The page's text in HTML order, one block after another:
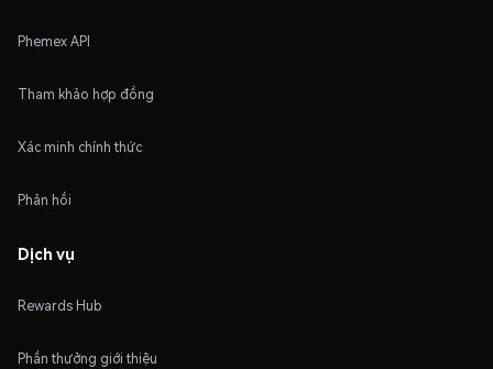
Phemex API
Tham khảo hợp đồng
Xác minh chính thức
Phản hồi
Dịch vụ
Rewards Hub
Phần thưởng giới thiệu